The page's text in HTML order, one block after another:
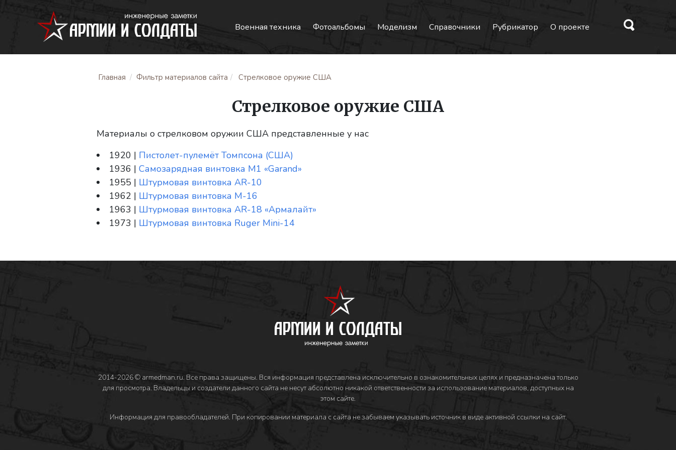
Военная техника Фотоальбомы Моделизм Справочники Рубрикатор О проекте
Главная Фильтр материалов сайта Стрелковое оружие США
Стрелковое оружие США
Материалы о стрелковом оружии США представленные у нас
1920 | Пистолет-пулемёт Томпсона (США)
1936 | Самозарядная винтовка M1 «Garand»
1955 | Штурмовая винтовка AR-10
1962 | Штурмовая винтовка М-16
1963 | Штурмовая винтовка AR-18 «Армалайт»
1973 | Штурмовая винтовка Ruger Mini-14
2014-2026 © armedman.ru. Все права защищены. Вся информация представлена исключительно в ознакомительных целях и предназначена только
для просмотра. Владельцы и создатели данного сайта не несут абсолютно никакой ответственности за использование материалов, доступных на
этом сайте.
Информация для правообладателей. При копировании материала с сайта не забываем указывать источник в виде активной ссылки на сайт.